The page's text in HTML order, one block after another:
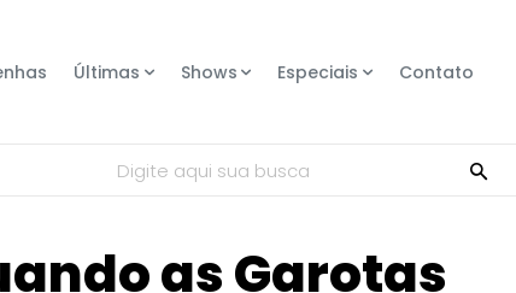
Últimas Shows Especiais Contato
Digite aqui sua busca
as Garotas